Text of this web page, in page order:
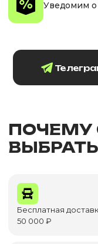
Уведомим
ПОЧЕМУ
ВЫБРАТЬ
Бесплатная
50 000 ₽